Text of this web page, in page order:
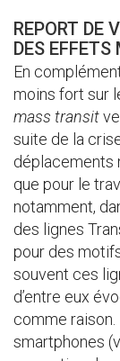
REPORT DE
DES
En
moins fort sur
mass transit
suite de la
déplacements
que pour le
notamment,
des lignes
pour des
souvent ces
d’entre eux
comme raison.
smartphones